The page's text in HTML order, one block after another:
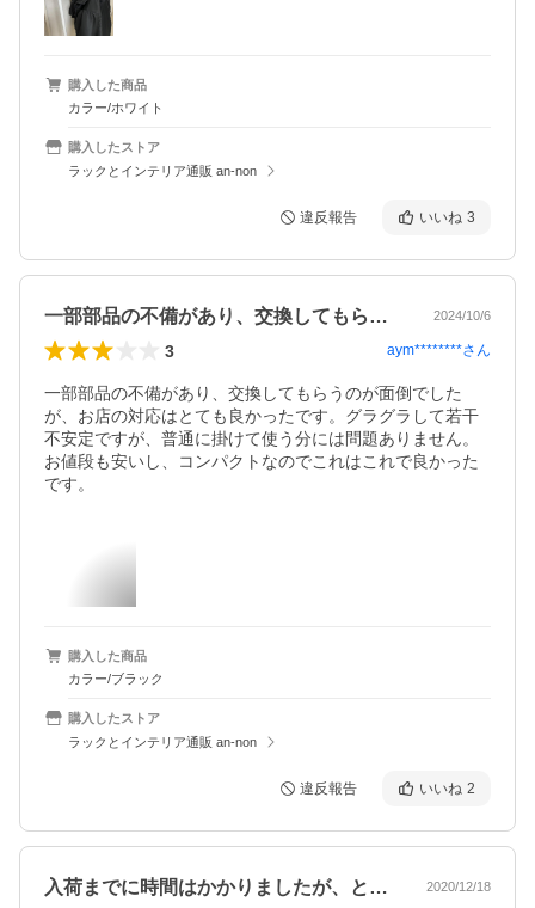
購入した商品
カラー/ホワイト
購入したストア
ラックとインテリア通販 an-non
違反報告 いいね 3
一部部品の不備があり、交換してもらうの… 2024/10/6
3 aym********さん
一部部品の不備があり、交換してもらうのが面倒でした
が、お店の対応はとても良かったです。グラグラして若干
不安定ですが、普通に掛けて使う分には問題ありません。
お値段も安いし、コンパクトなのでこれはこれで良かった
です。
購入した商品
カラー/ブラック
購入したストア
ラックとインテリア通販 an-non
違反報告 いいね 2
入荷までに時間はかかりましたが、とても… 2020/12/18